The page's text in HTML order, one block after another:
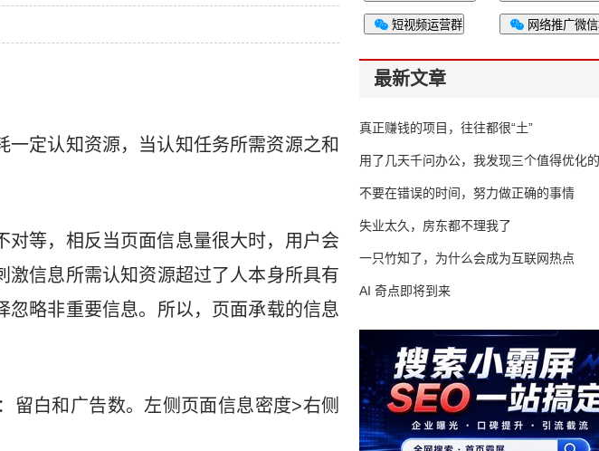
定认知资源，当认知任务所需资源之和
对等，相反当页面信息量很大时，用户会
信息所需认知资源超过了人本身所具有
略非重要信息。所以，页面承载的信息
留白和广告数。左侧页面信息密度>右侧
短视频运营群 网络推广微
最新文章
真正赚钱的项目，往往都很“土”
用了几天千问办公，我发现三个值得优化
不要在错误的时间，努力做正确的事情
失业太久，房东都不理我了
一只竹知了，为什么会成为互联网热点
AI 奇点即将到来